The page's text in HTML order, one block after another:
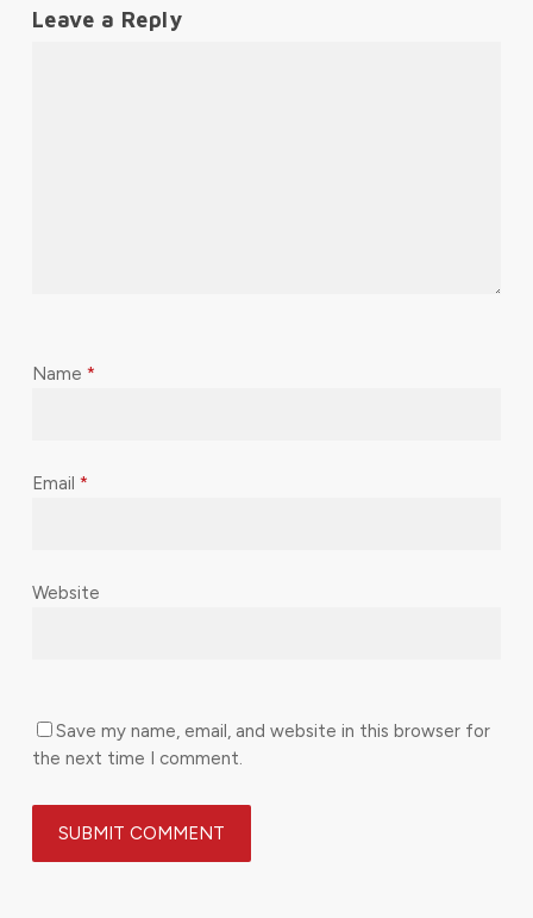
Leave a Reply
Name *
Email *
Website
Save my name, email, and website in this browser for
the next time I comment.